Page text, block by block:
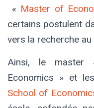
« Master of
certains postulent
vers la recherche au
Ainsi, le master
Economics » et
School of